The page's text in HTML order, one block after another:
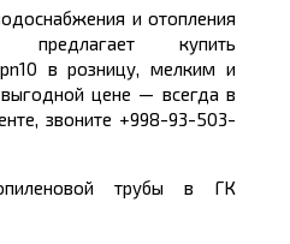
и отопления
предлагает купить
0 в розницу, мелким и
цене — всегда в
звоните +998-93-503-
трубы в ГК